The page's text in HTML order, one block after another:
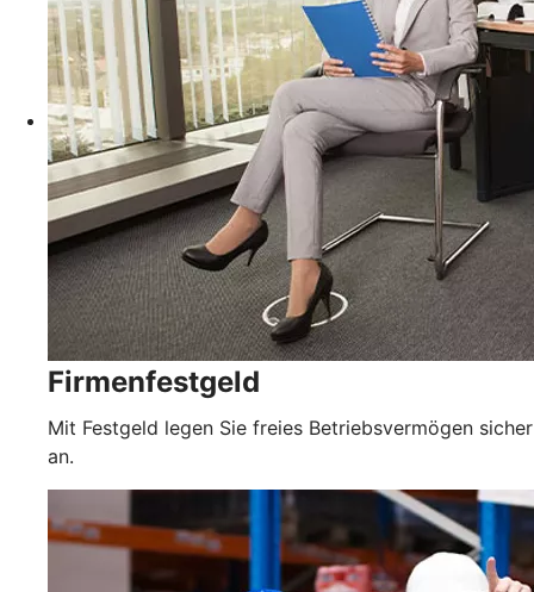
Firmenfestgeld
Mit Festgeld legen Sie freies Betriebsvermögen sicher
an.